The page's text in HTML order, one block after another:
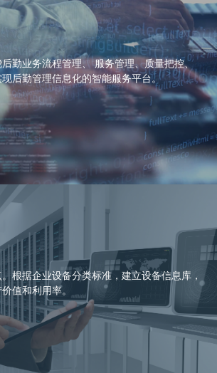
勤业务流程管理、 服务管理、质量把控、
后勤管理信息化的智能服务平台。
根据企业设备分类标准，建立设备信息库，
值和利用率。